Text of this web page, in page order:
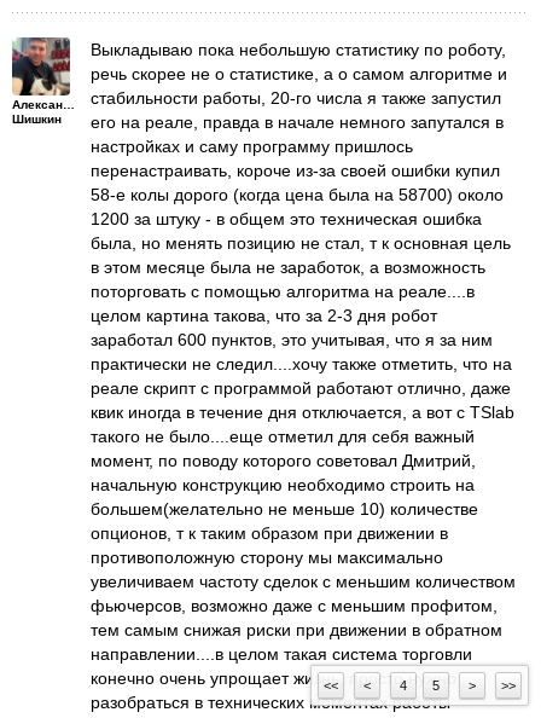
Александр
Шишкин
Выкладываю пока небольшую статистику по роботу,
речь скорее не о статистике, а о самом алгоритме и
стабильности работы, 20-го числа я также запустил
его на реале, правда в начале немного запутался в
настройках и саму программу пришлось
перенастраивать, короче из-за своей ошибки купил
58-е колы дорого (когда цена была на 58700) около
1200 за штуку - в общем это техническая ошибка
была, но менять позицию не стал, т к основная цель
в этом месяце была не заработок, а возможность
поторговать с помощью алгоритма на реале....в
целом картина такова, что за 2-3 дня робот
заработал 600 пунктов, это учитывая, что я за ним
практически не следил....хочу также отметить, что на
реале скрипт с программой работают отлично, даже
квик иногда в течение дня отключается, а вот с TSlab
такого не было....еще отметил для себя важный
момент, по поводу которого советовал Дмитрий,
начальную конструкцию необходимо строить на
большем(желательно не меньше 10) количестве
опционов, т к таким образом при движении в
противоположную сторону мы максимально
увеличиваем частоту сделок с меньшим количеством
фьючерсов, возможно даже с меньшим профитом,
тем самым снижая риски при движении в обратном
направлении....в целом такая система торговли
конечно очень упрощает жизнь, просто нужно
разобраться в технических моментах работы
<< < 4 5 > >>